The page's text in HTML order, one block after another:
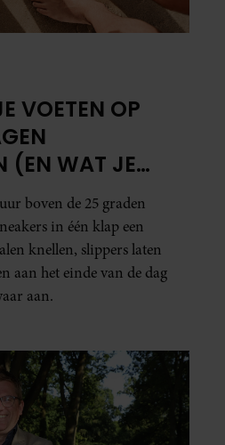
VOETEN OP
(EN WAT JE
DOEN)
boven de 25 graden
in één klap een
knellen, slippers laten
aan het einde van de dag
aan.